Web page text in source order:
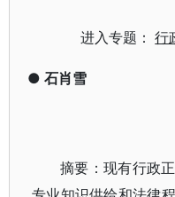
进入专题：行
● 石肖雪
摘要：现有行政